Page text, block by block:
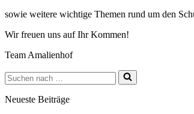
sowie weitere wichtige Themen rund um den
Wir freuen uns auf Ihr Kommen!
Team Amalienhof
Suchen
nach …
Neueste Beiträge